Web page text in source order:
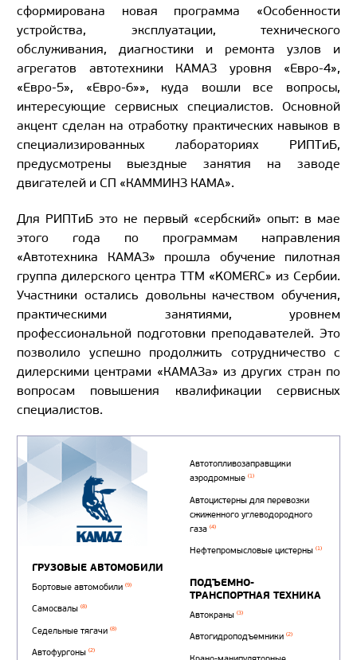
сформирована новая программа «Особенности
устройства, эксплуатации, технического
обслуживания, диагностики и ремонта узлов и
агрегатов автотехники КАМАЗ уровня «Евро-4»,
«Евро-5», «Евро-6»», куда вошли все вопросы,
интересующие сервисных специалистов. Основной
акцент сделан на отработку практических навыков в
специализированных лабораториях РИПТиБ,
предусмотрены выездные занятия на заводе
двигателей и СП «КАММИНЗ КАМА».
Для РИПТиБ это не первый «сербский» опыт: в мае
этого года по программам направления
«Автотехника КАМАЗ» прошла обучение пилотная
группа дилерского центра TTM «KOMERC» из Сербии.
Участники остались довольны качеством обучения,
практическими занятиями, уровнем
профессиональной подготовки преподавателей. Это
позволило успешно продолжить сотрудничество с
дилерскими центрами «КАМАЗа» из других стран по
вопросам повышения квалификации сервисных
специалистов.